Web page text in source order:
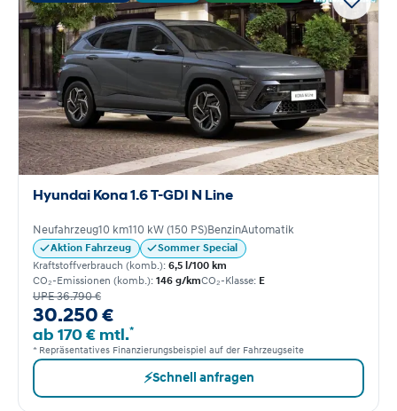
Hyundai Kona 1.6 T-GDI N Line
Neufahrzeug10 km110 kW (150 PS)BenzinAutomatik
Aktion Fahrzeug
Sommer Special
Kraftstoffverbrauch (komb.): 6,5 l/100 km
CO₂-Emissionen (komb.): 146 g/kmCO₂-Klasse: E
UPE 36.790 €
30.250 €
ab 170 € mtl.*
* Repräsentatives Finanzierungsbeispiel auf der Fahrzeugseite
⚡Schnell anfragen